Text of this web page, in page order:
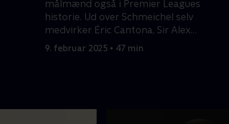
målmænd også i Premier Leagues
historie. Ud over Schmeichel selv
medvirker Éric Cantona, Sir Alex
Ferguson og Gary Neville
9. februar 2025 • 47 min